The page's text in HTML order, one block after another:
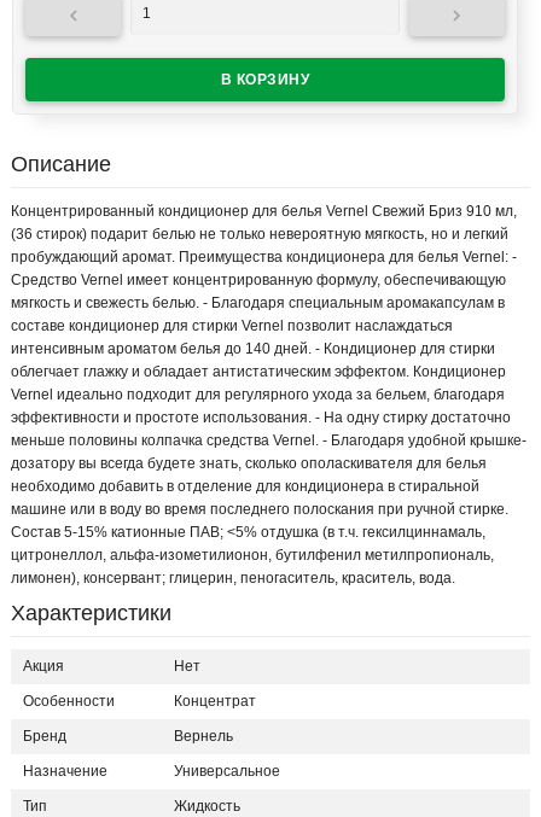
 
Описание
Концентрированный кондиционер для белья Vernel Свежий Бриз 910 мл,
(36 стирок) подарит белью не только невероятную мягкость, но и легкий
пробуждающий аромат. Преимущества кондиционера для белья Vernel: -
Средство Vernel имеет концентрированную формулу, обеспечивающую
мягкость и свежесть белью. - Благодаря специальным аромакапсулам в
составе кондиционер для стирки Vernel позволит наслаждаться
интенсивным ароматом белья до 140 дней. - Кондиционер для стирки
облегчает глажку и обладает антистатическим эффектом. Кондиционер
Vernel идеально подходит для регулярного ухода за бельем, благодаря
эффективности и простоте использования. - На одну стирку достаточно
меньше половины колпачка средства Vernel. - Благодаря удобной крышке-
дозатору вы всегда будете знать, сколько ополаскивателя для белья
необходимо добавить в отделение для кондиционера в стиральной
машине или в воду во время последнего полоскания при ручной стирке.
Состав 5-15% катионные ПАВ; <5% отдушка (в т.ч. гексилциннамаль,
цитронеллол, альфа-изометилионон, бутилфенил метилпропиональ,
лимонен), консервант; глицерин, пеногаситель, краситель, вода.
Характеристики
Акция Нет
Особенности Концентрат
Бренд Вернель
Назначение Универсальное
Тип Жидкость